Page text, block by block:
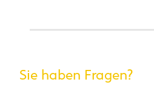
Sie haben Fragen?